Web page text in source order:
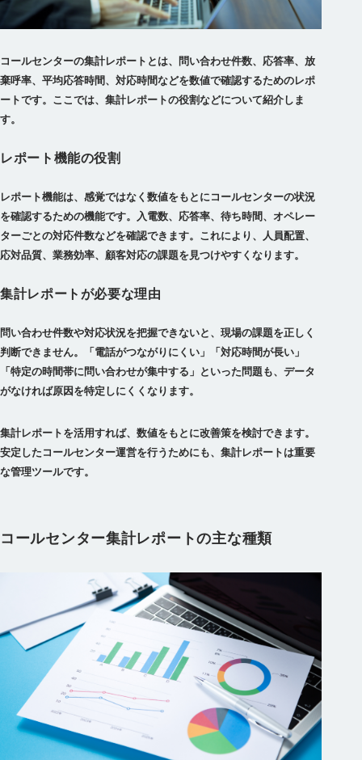
コールセンターの集計レポートとは、問い合わせ件数、応答率、放
棄呼率、平均応答時間、対応時間などを数値で確認するためのレポ
ートです。ここでは、集計レポートの役割などについて紹介しま
す。
レポート機能の役割
レポート機能は、感覚ではなく数値をもとにコールセンターの状況
を確認するための機能です。入電数、応答率、待ち時間、オペレー
ターごとの対応件数などを確認できます。これにより、人員配置、
応対品質、業務効率、顧客対応の課題を見つけやすくなります。
集計レポートが必要な理由
問い合わせ件数や対応状況を把握できないと、現場の課題を正しく
判断できません。「電話がつながりにくい」「対応時間が長い」
「特定の時間帯に問い合わせが集中する」といった問題も、データ
がなければ原因を特定しにくくなります。
集計レポートを活用すれば、数値をもとに改善策を検討できます。
安定したコールセンター運営を行うためにも、集計レポートは重要
な管理ツールです。
コールセンター集計レポートの主な種類